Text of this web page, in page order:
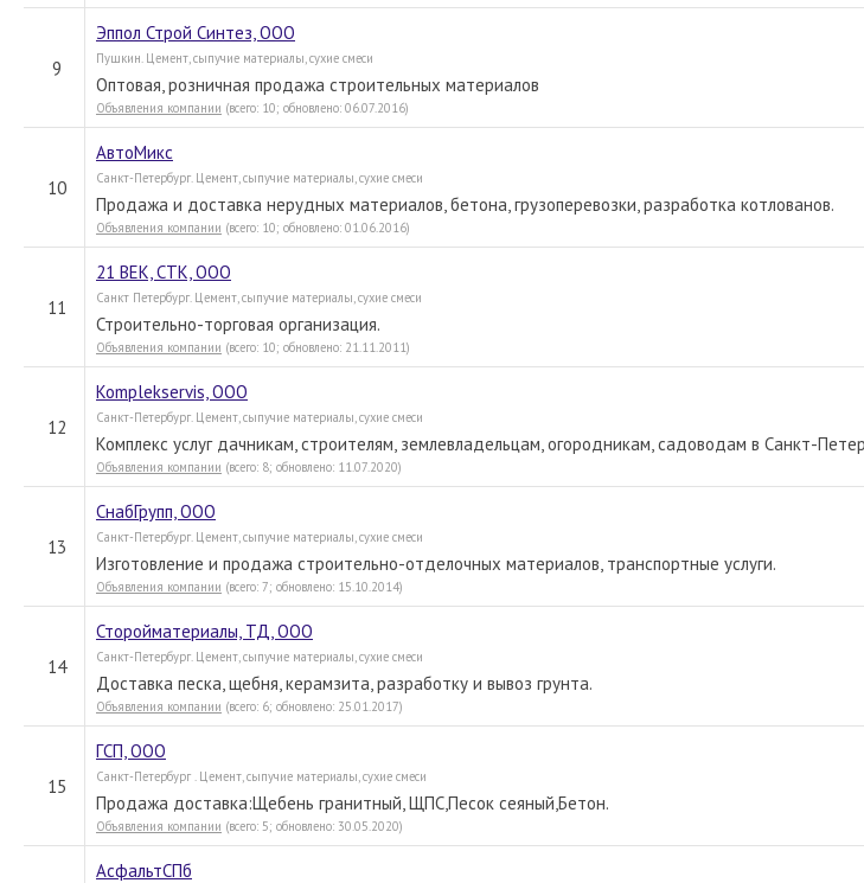
9
Эппол Строй Синтез, ООО
Пушкин. Цемент, сыпучие материалы, сухие смеси
Оптовая, розничная продажа строительных материалов
Объявления компании (всего: 10; обновлено: 06.07.2016)
10
АвтоМикс
Санкт-Петербург. Цемент, сыпучие материалы, сухие смеси
Продажа и доставка нерудных материалов, бетона, грузоперевозки, разработка котлованов.
Объявления компании (всего: 10; обновлено: 01.06.2016)
11
21 ВЕК, СТК, ООО
Санкт Петербург. Цемент, сыпучие материалы, сухие смеси
Строительно-торговая организация.
Объявления компании (всего: 10; обновлено: 21.11.2011)
12
Komplekservis, ООО
Санкт-Петербург. Цемент, сыпучие материалы, сухие смеси
Комплекс услуг дачникам, строителям, землевладельцам, огородникам, садоводам в Санкт-
Объявления компании (всего: 8; обновлено: 11.07.2020)
13
СнабГрупп, ООО
Санкт-Петербург. Цемент, сыпучие материалы, сухие смеси
Изготовление и продажа строительно-отделочных материалов, транспортные услуги.
Объявления компании (всего: 7; обновлено: 15.10.2014)
14
Сторойматериалы, ТД, ООО
Санкт-Петербург. Цемент, сыпучие материалы, сухие смеси
Доставка песка, щебня, керамзита, разработку и вывоз грунта.
Объявления компании (всего: 6; обновлено: 25.01.2017)
15
ГСП, ООО
Санкт-Петербург . Цемент, сыпучие материалы, сухие смеси
Продажа доставка:Щебень гранитный, ЩПС,Песок сеяный,Бетон.
Объявления компании (всего: 5; обновлено: 30.05.2020)
АсфальтСПб